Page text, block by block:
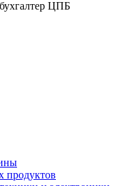
продуктов